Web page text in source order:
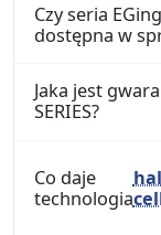
Czy seria
dostępna w
Jaka jest
SERIES?
Co daje
technologia